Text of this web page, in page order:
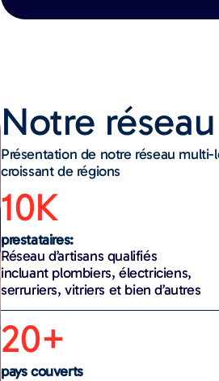
Notre réseau
Présentation de notre réseau
croissant de régions
10K
prestataires:
Réseau d’artisans qualifiés
incluant plombiers, électriciens,
serruriers, vitriers et bien d’autres
20+
pays couverts